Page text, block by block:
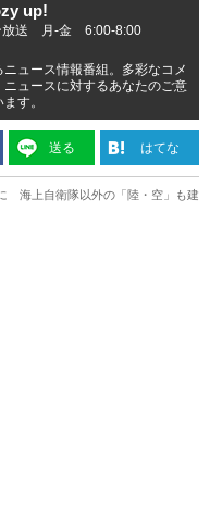
up!
放送 月-金 6:00-8:00
ュース情報番組。多彩なコメ
ュースに対するあなたのご意
す。
送る はてな
海上自衛隊以外の「陸・空」も建